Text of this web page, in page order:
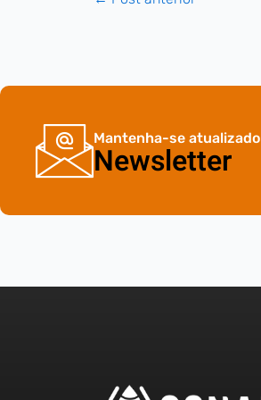
Mantenha-se atualizado
Newsletter